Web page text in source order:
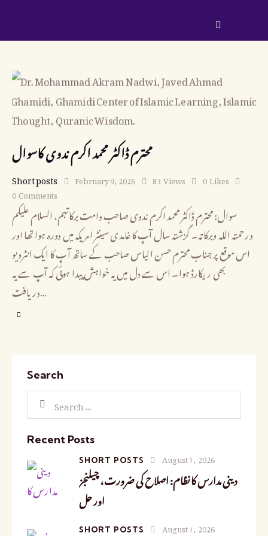
محترم ڈاکٹر محمد اکرم ندوی کاسوال
Short posts February 9, 2026 83Views 0Likes
0Comments
سوال: محترم ڈاکٹر محمد اکرم ندوی صاحب دامت برکاتہم، السلام علیکم
ورحمتہ اللہ وبرکاتہ۔ گزشتہ سال آپ کا غامدی سینٹر امریکہ میں دورہ ہوا تھا اور
اس موقع پر جناب محترم حسن الیاس صاحب کے ساتھ آپ کا ایک انٹرویو
بھی ریکارڈ ہوا۔ اس سے دل میں یہ خواہش پیدا ہوئی کہ آپ سے یہ
دریافت…
Search
Recent Posts
SHORT POSTS August 1, 2026
دینی مدارس کا نظام: اصلاح کی ضرورت، چیلنجز
اور حل
SHORT POSTS August 1, 2026